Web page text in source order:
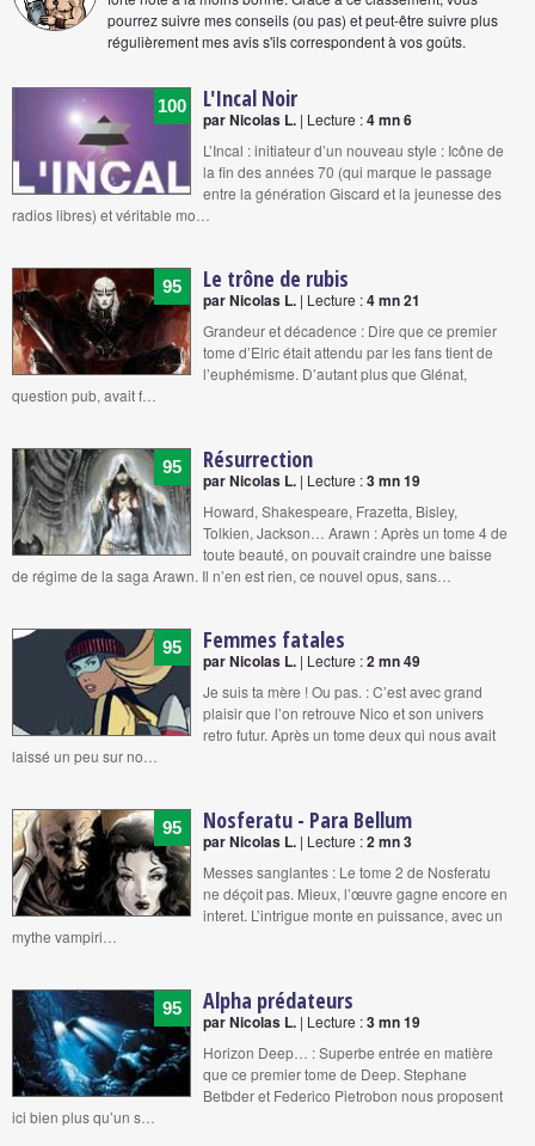
pourrez suivre mes conseils (ou pas) et peut-être suivre plus
régulièrement mes avis s'ils correspondent à vos goûts.
100 L'Incal Noir
par Nicolas L. | Lecture :4 mn 6
L’Incal : initiateur d’un nouveau style : Icône de
la fin des années 70 (qui marque le passage
entre la génération Giscard et la jeunesse des
radios libres) et véritable mo…
95 Le trône de rubis
par Nicolas L. | Lecture :4 mn 21
Grandeur et décadence : Dire que ce premier
tome d’Elric était attendu par les fans tient de
l’euphémisme. D’autant plus que Glénat,
question pub, avait f…
95 Résurrection
par Nicolas L. | Lecture :3 mn 19
Howard, Shakespeare, Frazetta, Bisley,
Tolkien, Jackson… Arawn : Après un tome 4 de
toute beauté, on pouvait craindre une baisse
de régime de la saga Arawn. Il n’en est rien, ce nouvel opus, sans…
95 Femmes fatales
par Nicolas L. | Lecture :2 mn 49
Je suis ta mère ! Ou pas. : C’est avec grand
plaisir que l’on retrouve Nico et son univers
retro futur. Après un tome deux qui nous avait
laissé un peu sur no…
95 Nosferatu - Para Bellum
par Nicolas L. | Lecture :2 mn 3
Messes sanglantes : Le tome 2 de Nosferatu
ne déçoit pas. Mieux, l’œuvre gagne encore en
interet. L’intrigue monte en puissance, avec un
mythe vampiri…
95 Alpha prédateurs
par Nicolas L. | Lecture :3 mn 19
Horizon Deep… : Superbe entrée en matière
que ce premier tome de Deep. Stephane
Betbder et Federico Pietrobon nous proposent
ici bien plus qu’un s…